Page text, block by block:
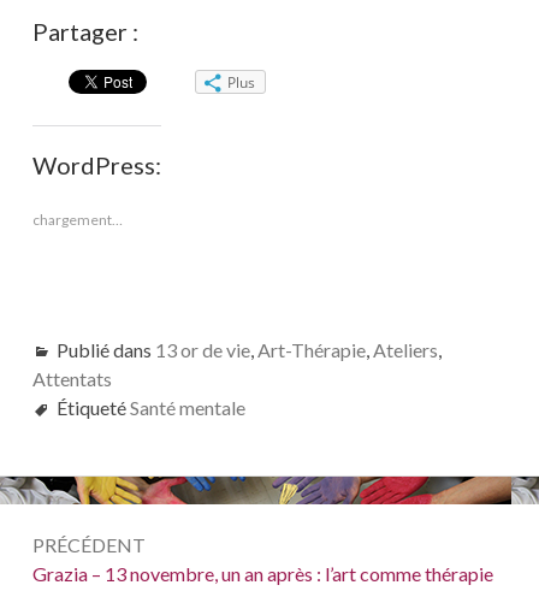
Partager :
Plus
WordPress:
chargement…
Publié dans 13 or de vie, Art-Thérapie, Ateliers
Attentats
ÉtiquetéSanté mentale
de
PRÉCÉDENT
Précédent :
Grazia – 13 novembre, un an après : l’art comme thérapie